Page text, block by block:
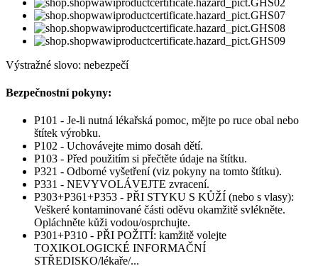
Výstražné slovo: nebezpečí
Bezpečnostní pokyny:
P101 - Je-li nutná lékařská pomoc, mějte po ruce obal nebo
štítek výrobku.
P102 - Uchovávejte mimo dosah dětí.
P103 - Před použitím si přečtěte údaje na štítku.
P321 - Odborné vyšetření (viz pokyny na tomto štítku).
P331 - NEVYVOLÁVEJTE zvracení.
P303+P361+P353 - PŘI STYKU S KŮŽÍ (nebo s vlasy):
Veškeré kontaminované části oděvu okamžitě svlékněte.
Opláchněte kůži vodou/osprchujte.
P301+P310 - PŘI POŽITÍ: kamžitě volejte
TOXIKOLOGICKÉ INFORMAČNÍ
STŘEDISKO/lékaře/...